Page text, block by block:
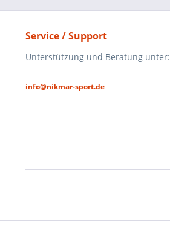
Service / Support
Unterstützung und Beratung unter:
info@nikmar-sport.de